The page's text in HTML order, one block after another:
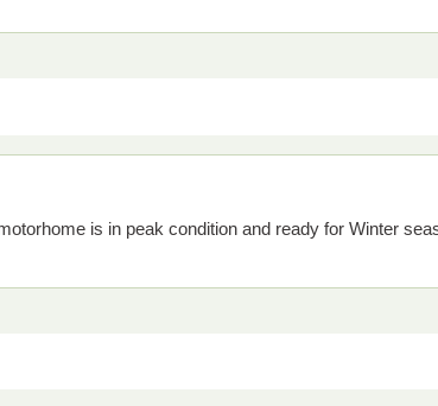
is in peak condition and ready for Winter